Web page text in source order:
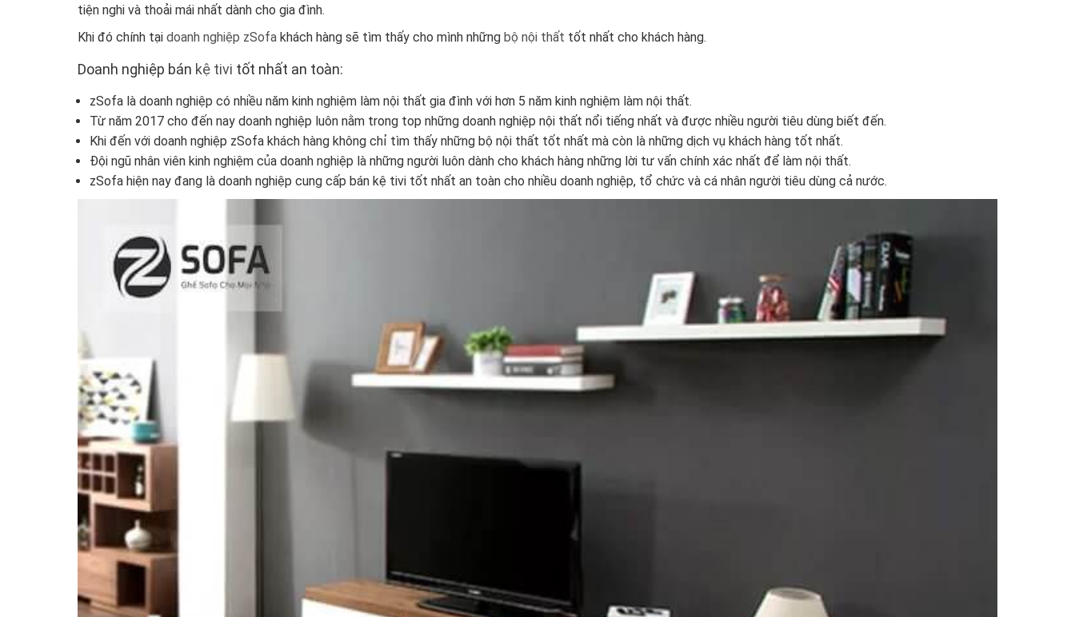
tiện nghi và thoải mái nhất dành cho gia đình.
Khi đó chính tại doanh nghiệp zSofa khách hàng sẽ tìm thấy cho mình những bộ nội thất tốt nhất cho khách hàng.
Doanh nghiệp bán kệ tivi tốt nhất an toàn:
zSofa là doanh nghiệp có nhiều năm kinh nghiệm làm nội thất gia đình với hơn 5 năm kinh nghiệm làm nội thất.
Từ năm 2017 cho đến nay doanh nghiệp luôn nằm trong top những doanh nghiệp nội thất nổi tiếng nhất và được nhiều người tiêu dùng biết đến.
Khi đến với doanh nghiệp zSofa khách hàng không chỉ tìm thấy những bộ nội thất tốt nhất mà còn là những dịch vụ khách hàng tốt nhất.
Đội ngũ nhân viên kinh nghiệm của doanh nghiệp là những người luôn dành cho khách hàng những lời tư vấn chính xác nhất để làm nội thất.
zSofa hiện nay đang là doanh nghiệp cung cấp bán kệ tivi tốt nhất an toàn cho nhiều doanh nghiệp, tổ chức và cá nhân người tiêu dùng cả nước.